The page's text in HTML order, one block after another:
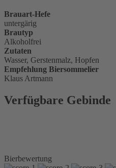
Brauart-Hefe
untergärig
Brautyp
Alkoholfrei
Zutaten
Wasser, Gerstenmalz, Hopfen
Empfehlung Biersommelier
Klaus Artmann
Verfügbare Gebinde
Bierbewertung